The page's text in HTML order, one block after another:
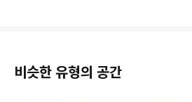
비슷한 유형의 공간